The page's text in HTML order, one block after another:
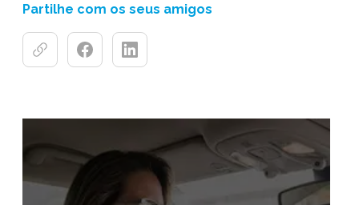
Partilhe com os seus amigos